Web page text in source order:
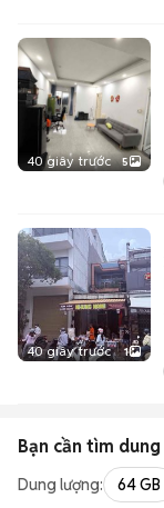
40 giây trước 5
40 giây trước 1
Bạn cần tìm
Dung lượng: 64 GB